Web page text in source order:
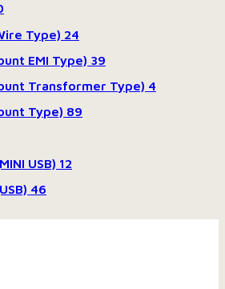
Type) 24
EMI Type) 39
Transformer Type) 4
Type) 89
USB) 12
46